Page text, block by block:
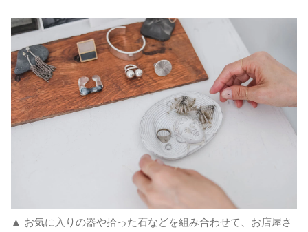
▲ お気に入りの器や拾った石などを組み合わせて、お店屋さ